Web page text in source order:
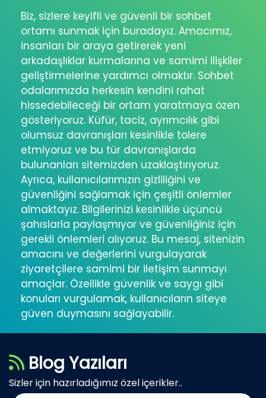
Biz, sizlere keyifli ve güvenli bir sohbet
ortamı sunmak için buradayız. Amacımız,
insanları bir araya getirerek yeni
arkadaşlıklar kurmalarına ve samimi ilişkiler
geliştirmelerine yardımcı olmaktır. Sohbet
odalarımızda herkesin kendini rahat
hissedebileceği bir ortam yaratmaya özen
gösteriyoruz. Küfür, taciz, ayrımcılık gibi
olumsuz davranışları kesinlikle tolere
etmiyoruz ve bu tür davranışlarda
bulunanları sitemizden uzaklaştırıyoruz.
Ayrıca, kullanıcılarımızın gizliliğini ve
güvenliğini sağlamak için çeşitli önlemler
almaktayız. Bilgilerinizi kesinlikle üçüncü
şahıslarla paylaşmıyor ve güvenliğiniz için
gerekli önlemleri alıyoruz. Bu mesaj, sitenizin
amacını ve değerlerini vurgulayarak
ziyaretçilere samimi bir iletişim sunmayı
amaçlar. Özellikle güvenlik ve saygı gibi
konuları vurgulamak, kullanıcıların siteye
güven duymasını sağlayabilir.
Blog Yazıları
Sizler için hazırladığımız özel içerikler..